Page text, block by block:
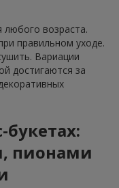
любого возраста.
правильном уходе.
Вариации
достигаются за
пионами